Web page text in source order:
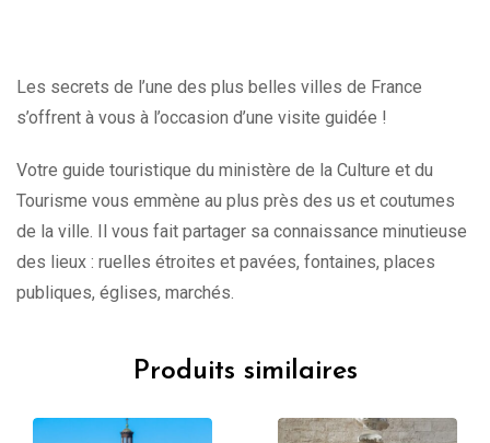
Les secrets de l’une des plus belles villes de France
s’offrent à vous à l’occasion d’une visite guidée !
Votre guide touristique du ministère de la Culture et du
Tourisme vous emmène au plus près des us et coutumes
de la ville. Il vous fait partager sa connaissance minutieuse
des lieux : ruelles étroites et pavées, fontaines, places
publiques, églises, marchés.
Produits similaires